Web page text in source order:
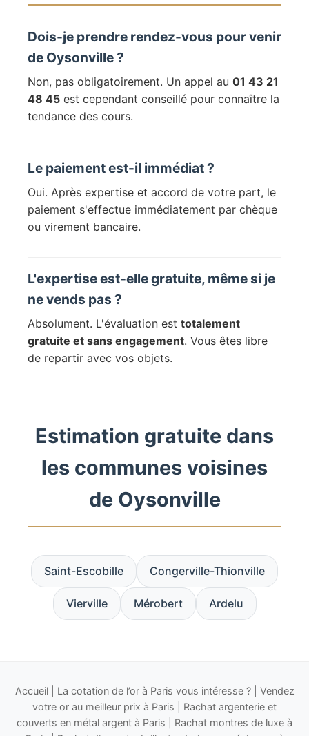
Dois-je prendre rendez-vous pour venir
de Oysonville ?
Non, pas obligatoirement. Un appel au 01 43 21
48 45 est cependant conseillé pour connaître la
tendance des cours.
Le paiement est-il immédiat ?
Oui. Après expertise et accord de votre part, le
paiement s'effectue immédiatement par chèque
ou virement bancaire.
L'expertise est-elle gratuite, même si je
ne vends pas ?
Absolument. L'évaluation est totalement
gratuite et sans engagement. Vous êtes libre
de repartir avec vos objets.
Estimation gratuite dans
les communes voisines
de Oysonville
Saint-Escobille Congerville-Thionville
Vierville Mérobert Ardelu
Accueil| La cotation de l’or à Paris vous intéresse ?| Vendez
votre or au meilleur prix à Paris
Rachat argenterie et
couverts en métal argent à Paris
Rachat montres de luxe à